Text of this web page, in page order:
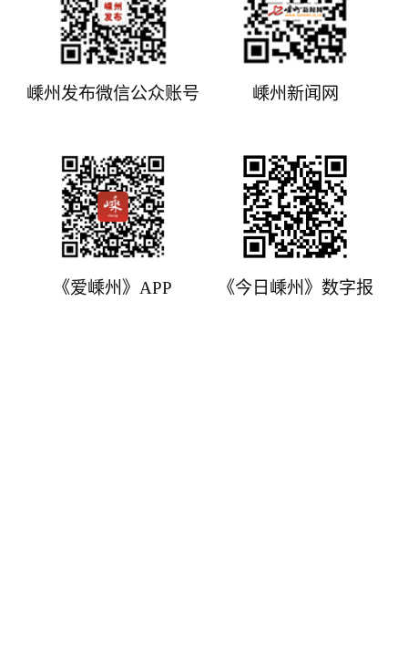
嵊州发布微信公众账号 嵊州新闻网
《爱嵊州》APP 《今日嵊州》数字报